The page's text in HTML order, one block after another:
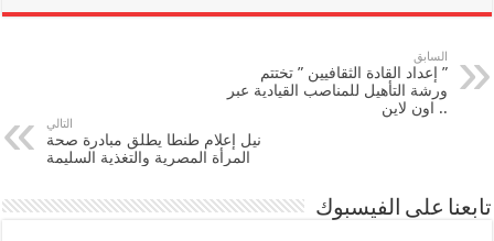
السابق
” إعداد القادة الثقافيين ” تختتم
ورشة التأهيل للمناصب القيادية عبر
.. اون لاين
التالي
نيل إعلام طنطا يطلق مبادرة صحة
المرأة المصرية والتغذية السليمة
تابعنا على الفيسبوك